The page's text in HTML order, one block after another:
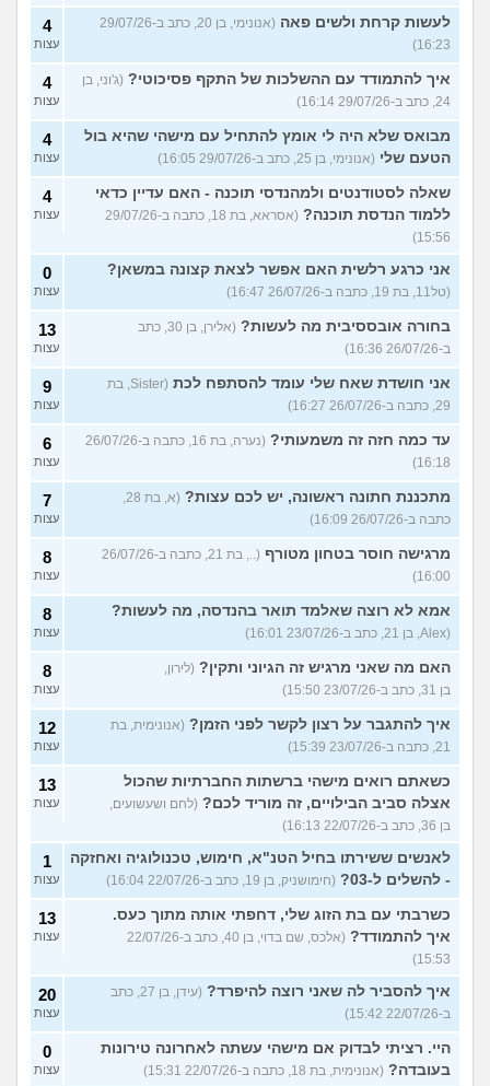
לעשות קרחת ולשים פאה
(אנונימי, בן 20, כתב ב-29/07/26
16:23)
4
עצות
איך להתמודד עם ההשלכות של התקף פסיכוטי? (ג'וני, בן
24, כתב ב-29/07/26 16:14)
4
עצות
מבואס שלא היה לי אומץ להתחיל עם מישהי שהיא בול
הטעם שלי (אנונימי, בן 25, כתב ב-29/07/26 16:05)
4
עצות
שאלה לסטודנטים ולמהנדסי תוכנה - האם עדיין כדאי
ללמוד הנדסת תוכנה?
(אסראא, בת 18, כתבה ב-29/07/26
15:56)
4
עצות
אני כרגע רלשית האם אפשר לצאת קצונה במשאן?
(טל11, בת 19, כתבה ב-26/07/26 16:47)
0
עצות
בחורה אובססיבית מה לעשות?
(אלירן, בן 30, כתב
ב-26/07/26 16:36)
13
עצות
אני חושדת שאח שלי עומד להסתפח לכת
(Sister, בת
29, כתבה ב-26/07/26 16:27)
9
עצות
עד כמה חזה זה משמעותי?
(נערה, בת 16, כתבה ב-26/07/26
16:18)
6
עצות
מתכננת חתונה ראשונה, יש לכם עצות?
כתבה ב-26/07/26 16:09)
7
עצות
מרגישה חוסר בטחון מטורף
(.., בת 21, כתבה ב-26/07/26
16:00)
8
עצות
אמא לא רוצה שאלמד תואר בהנדסה, מה לעשות?
(Alex, בן 21, כתב ב-23/07/26 16:01)
8
עצות
האם מה שאני מרגיש זה הגיוני ותקין? (לירון,
בן 31, כתב ב-23/07/26 15:50)
8
עצות
איך להתגבר על רצון לקשר לפני הזמן? (אנונימית, בת
21, כתבה ב-23/07/26 15:39)
12
עצות
כשאתם רואים מישהי ברשתות החברתיות שהכול
אצלה סביב הבילויים, זה מוריד לכם? (לחם ושעשועים,
בן 36, כתב ב-22/07/26 16:13)
13
עצות
לאנשים ששירתו בחיל הטנ"א, חימוש, טכנולוגיה ואחזקה
- להשלים ל-03?
(חימושניק, בן 19, כתב ב-22/07/26 16:04)
1
עצות
כשרבתי עם בת הזוג שלי, דחפתי אותה מתוך כעס.
איך להתמודד?
(אלכס, שם בדוי, בן 40, כתב ב-22/07/26
15:53)
13
עצות
איך להסביר לה שאני רוצה להיפרד?
(עידן, בן 27, כתב
ב-22/07/26 15:42)
20
עצות
היי. רציתי לבדוק אם מישהי עשתה לאחרונה טירונות
בעובדה? (אנונימית, בת 18, כתבה ב-22/07/26 15:31)
0
עצות